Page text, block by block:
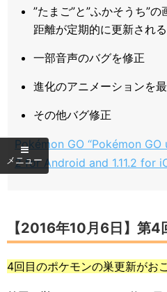
”たまご”と”ふかそうち”
距離が定期的に更新され
一部音声のバグを修正
進化のアニメーションを
その他バグ修正
Pokémon GO “Pokémon
2 for Android and 1.11.2 for
【2016年10月6日】第4
4回目のポケモンの巣更新がお